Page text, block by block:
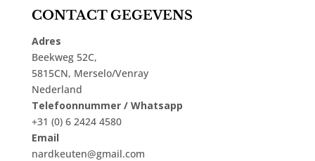
CONTACT GEGEVENS
Adres
Beekweg 52C,
5815CN, Merselo/Venray
Nederland
Telefoonnummer / Whatsapp
+31 (0) 6 2424 4580
Email
nardkeuten@gmail.com